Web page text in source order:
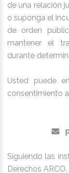
de una relación
o suponga el
de orden
mantener el
durante
Usted puede
consentimiento
Siguiendo las
Derechos ARCO.